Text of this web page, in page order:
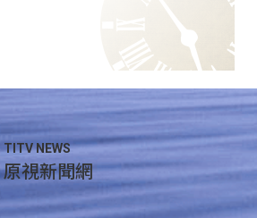
TITV NEWS
原視新聞網